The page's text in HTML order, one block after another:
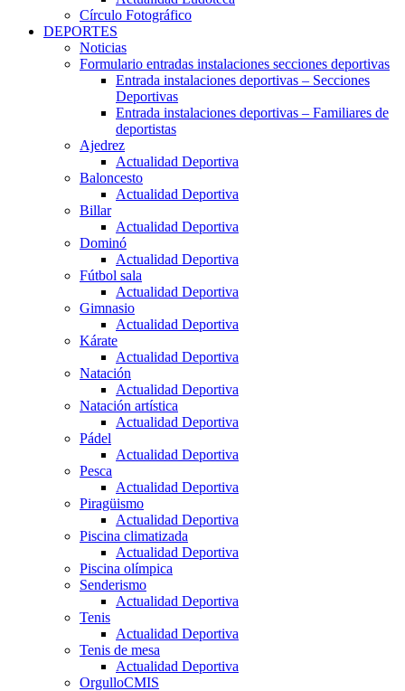
Círculo Fotográfico
DEPORTES
Noticias
Formulario entradas instalaciones secciones deportivas
Entrada instalaciones deportivas – Secciones
Deportivas
Entrada instalaciones deportivas – Familiares de
deportistas
Ajedrez
Actualidad Deportiva
Baloncesto
Actualidad Deportiva
Billar
Actualidad Deportiva
Dominó
Actualidad Deportiva
Fútbol sala
Actualidad Deportiva
Gimnasio
Actualidad Deportiva
Kárate
Actualidad Deportiva
Natación
Actualidad Deportiva
Natación artística
Actualidad Deportiva
Pádel
Actualidad Deportiva
Pesca
Actualidad Deportiva
Piragüismo
Actualidad Deportiva
Piscina climatizada
Actualidad Deportiva
Piscina olímpica
Senderismo
Actualidad Deportiva
Tenis
Actualidad Deportiva
Tenis de mesa
Actualidad Deportiva
OrgulloCMIS